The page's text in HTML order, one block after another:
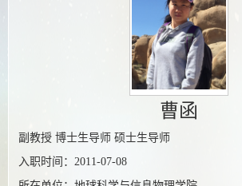
曹函
副教授 博士生导师 硕士生导师
入职时间：2011-07-08